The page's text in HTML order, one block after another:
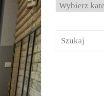
Kategorie